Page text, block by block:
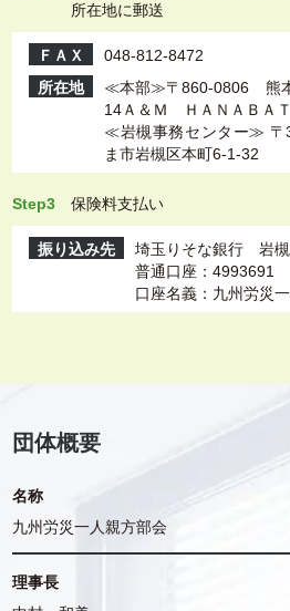
所在地に郵送
ＦＡＸ
048-812-8472
所在地
≪本部≫〒860-0806 熊本
14Ａ＆Ｍ ＨＡＮＡＢＡ
≪岩槻事務センター≫
ま市岩槻区本町6-1-32
Step3 保険料支払い
振り込み先
埼玉りそな銀行 岩
普通口座：4993691
口座名義：九州労災
団体概要
名称
九州労災一人親方部会
理事長